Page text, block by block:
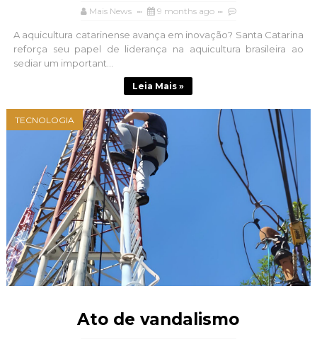
Mais News 9 months ago
A aquicultura catarinense avança em inovação? Santa Catarina
reforça seu papel de liderança na aquicultura brasileira ao
sediar um important...
Leia Mais »
TECNOLOGIA
Ato de vandalismo